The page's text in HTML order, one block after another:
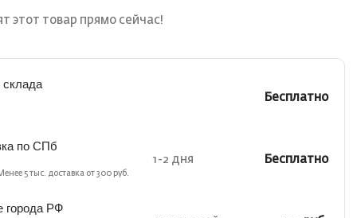
этот товар прямо сейчас!
склада
Бесплатно
по СПб
5 тыс. доставка от 300 руб.
1-2 дня Бесплатно
города РФ